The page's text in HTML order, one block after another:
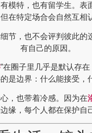
模特，也有留学生。表
在特定场合会自然互相
节，也不会评判彼此的
有自己的原因。
”在圈子里几乎是默认存
是边界：什么能接受，
，也带着冷感。因为在
缘，每个人都在保护自